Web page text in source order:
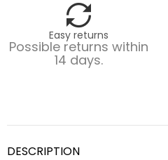
Easy returns
Possible returns within
14 days.
DESCRIPTION